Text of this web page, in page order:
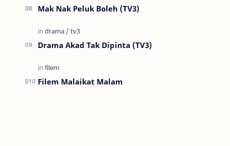
Mak Nak Peluk Boleh (TV3)
Drama Akad Tak Dipinta (TV3)
Filem Malaikat Malam